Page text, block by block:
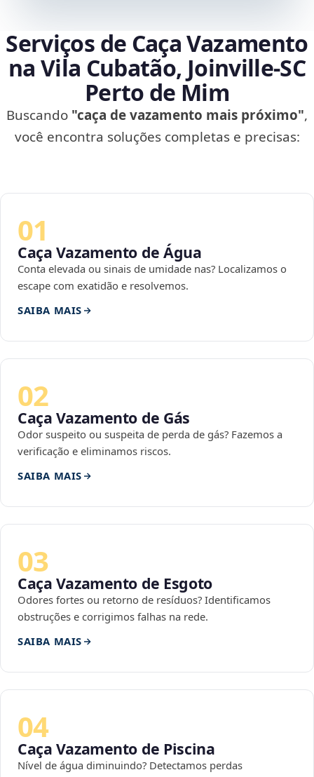
Serviços de Caça Vazamento
na Vila Cubatão, Joinville‑SC
Perto de Mim
Buscando "caça de vazamento mais próximo",
você encontra soluções completas e precisas:
01
Caça Vazamento de Água
Conta elevada ou sinais de umidade nas? Localizamos o
escape com exatidão e resolvemos.
SAIBA MAIS
02
Caça Vazamento de Gás
Odor suspeito ou suspeita de perda de gás? Fazemos a
verificação e eliminamos riscos.
SAIBA MAIS
03
Caça Vazamento de Esgoto
Odores fortes ou retorno de resíduos? Identificamos
obstruções e corrigimos falhas na rede.
SAIBA MAIS
04
Caça Vazamento de Piscina
Nível de água diminuindo? Detectamos perdas